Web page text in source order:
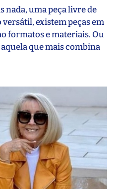
nada, uma peça livre de
existem peças em
formatos e materiais. Ou
que mais combina